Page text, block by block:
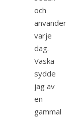
och
använder
varje
dag.
Väska
sydde
jag av
en
gammal